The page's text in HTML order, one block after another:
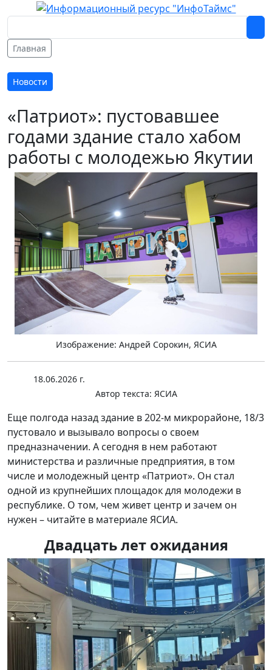
Главная
Новости
«Патриот»: пустовавшее
годами здание стало хабом
работы с молодежью Якутии
Изображение: Андрей Сорокин, ЯСИА
18.06.2026 г.
Автор текста: ЯСИА
Еще полгода назад здание в 202-м микрорайоне, 18/3
пустовало и вызывало вопросы о своем
предназначении. А сегодня в нем работают
министерства и различные предприятия, в том
числе и молодежный центр «Патриот». Он стал
одной из крупнейших площадок для молодежи в
республике. О том, чем живет центр и зачем он
нужен – читайте в материале ЯСИА.
Двадцать лет ожидания